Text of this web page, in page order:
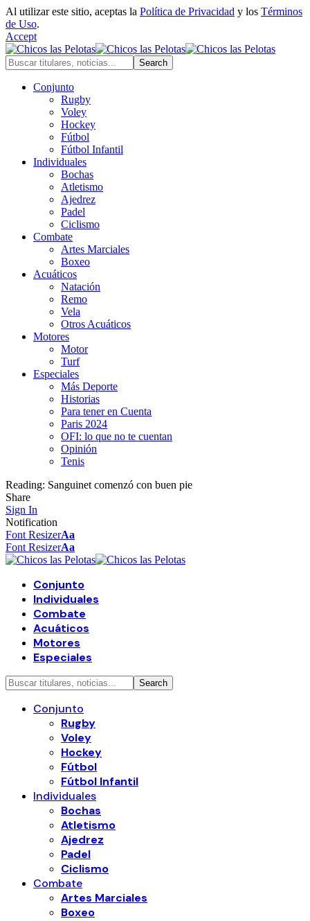
Al utilizar este sitio, aceptas la Política de Privacidad y los Términos
de Uso.
Accept
Conjunto
Rugby
Voley
Hockey
Fútbol
Fútbol Infantil
Individuales
Bochas
Atletismo
Ajedrez
Padel
Ciclismo
Combate
Artes Marciales
Boxeo
Acuáticos
Natación
Remo
Vela
Otros Acuáticos
Motores
Motor
Turf
Especiales
Más Deporte
Historias
Para tener en Cuenta
Paris 2024
OFI: lo que no te cuentan
Opinión
Tenis
Reading: Sanguinet comenzó con buen pie
Share
Sign In
Notification
Font ResizerAa
Font ResizerAa
Conjunto
Individuales
Combate
Acuáticos
Motores
Especiales
Conjunto
Rugby
Voley
Hockey
Fútbol
Fútbol Infantil
Individuales
Bochas
Atletismo
Ajedrez
Padel
Ciclismo
Combate
Artes Marciales
Boxeo